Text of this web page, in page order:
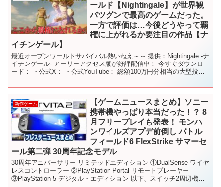
ールド【Nightingale】が世界観
バツグンで最高のゲームだった。
一方で評価は…今後どうやって覇
権に上がれるか要注目の作品【ナ
イチンゲール】
最近オープンワールドサバイバル熱いねえ～～ 提供：Nightingale -ナ
イチンゲール- アーリーアクセス版が好評配信中！ 今すぐダウンロ
ード： ・公式X： ・公式YouTube： 総額100万円分相当の大型投稿
新作ゲーム
【ゲームニュースまとめ】ソニー
携帯機やっぱり本当だった！？ 8
月フリープレイも発表！ モンハ
ンワイルズアプデ前倒し バトル
フィールド6 FlexStrike サマーセ
ール第二弾 30周年記念モデル
30周年アニバーサリー リミテッドエディション ①DualSense ワイヤ
レスコントローラー ②PlayStation Portal リモートプレーヤー
③PlayStation 5 デジタル・エディション 以下、スイッチ2周辺機器